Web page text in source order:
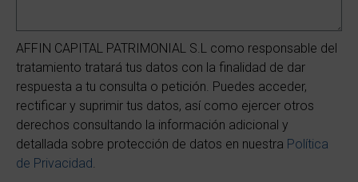
AFFIN CAPITAL PATRIMONIAL S.L como responsable del
tratamiento tratará tus datos con la finalidad de dar
respuesta a tu consulta o petición. Puedes acceder,
rectificar y suprimir tus datos, así como ejercer otros
derechos consultando la información adicional y
detallada sobre protección de datos en nuestra Política
de Privacidad.